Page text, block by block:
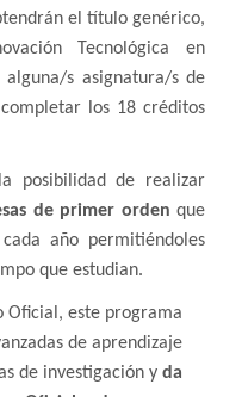
el título genérico,
Tecnológica en
alguna/s asignatura/s de
los 18 créditos
posibilidad de realizar
de primer orden que
año permitiéndoles
que estudian.
Oficial, este programa
de aprendizaje
de investigación yda